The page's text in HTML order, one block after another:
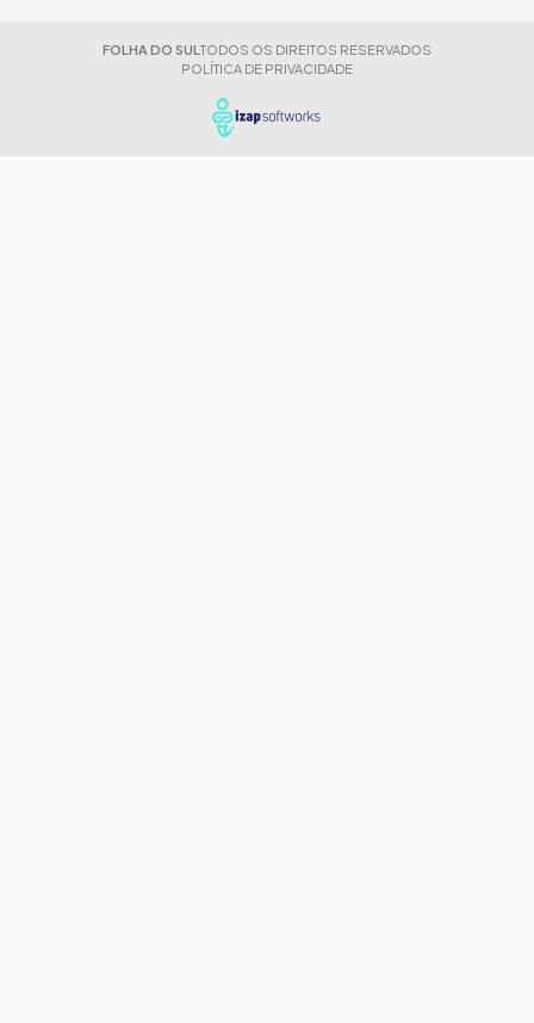
FOLHA DO SUL TODOS OS DIREITOS RESERVADOS
POLÍTICA DE PRIVACIDADE